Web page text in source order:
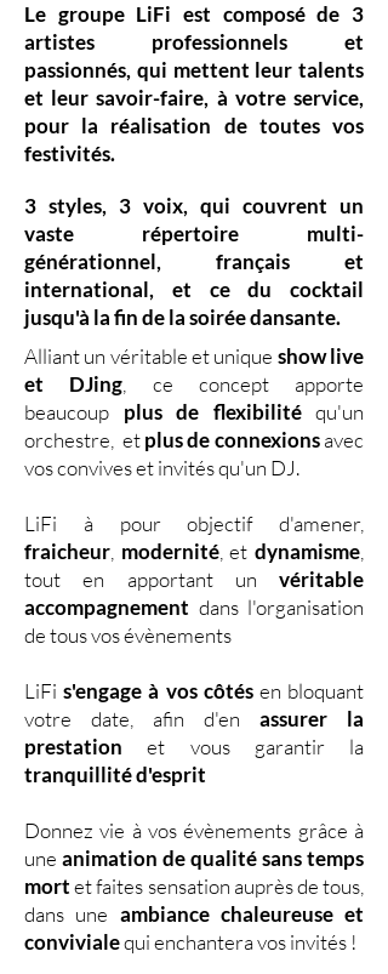
Le groupe LiFi est composé de 3
artistes professionnels et
passionnés, qui mettent leur talents
et leursavoir-faire, à votre service,
pour la réalisation de toutes vos
festivités.
3 styles, 3 voix, qui couvrent un
vaste répertoire multi-
générationnel,
français et
international, et ce du cocktail
jusqu'à la fin de la soirée dansante.
Alliant un véritable et unique show live
et DJing
ce concept apporte
beaucoup plus de flexibilitéqu'un
orchestre, etplus de connexionsavec
vos convives et invités qu'un DJ.
LiFi à pour objectif d'amener,
fraicheur modernité, etdynamisme
tout en apportant un véritable
accompagnement dans l'organisation
de tous vos évènements
LiFis'engage à vos côtésen bloquant
votre date, afin d'en assurer la
prestationet vous garantir la
tranquillité d'esprit
Donnez vie à vos évènements grâce à
une animation de qualité sans temps
mortet faites sensation auprès de tous,
dans une ambiance chaleureuse et
convivialequi enchantera vos invités !